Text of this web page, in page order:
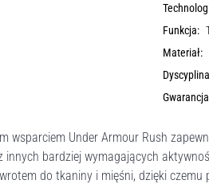
Funkcja:
Materiał:
wsparciem Under Armour Rush
bardziej wymagających
do tkaniny i mięśni, dzięki czemu